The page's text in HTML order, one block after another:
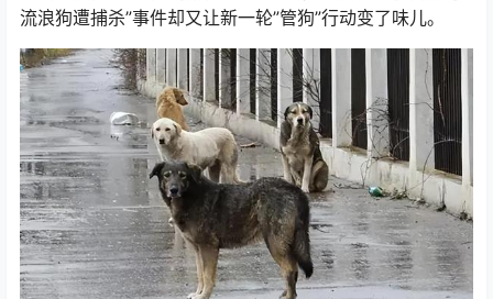
流浪狗遭捕杀”事件却又让新一轮”管狗”行动变了味儿。